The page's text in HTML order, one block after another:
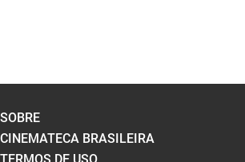
SOBRE
CINEMATECA BRASILEIRA